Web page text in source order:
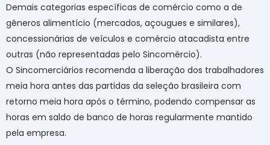
Demais categorias específicas de comércio como a de
gêneros alimentício (mercados, açougues e similares),
concessionárias de veículos e comércio atacadista entre
outras (não representadas pelo Sincomércio).
O Sincomerciários recomenda a liberação dos trabalhadores
meia hora antes das partidas da seleção brasileira com
retorno meia hora após o término, podendo compensar as
horas em saldo de banco de horas regularmente mantido
pela empresa.